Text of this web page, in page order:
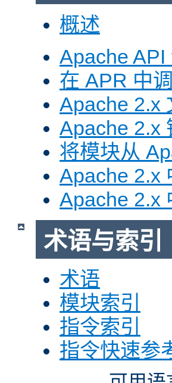
概述
Apache API
在 APR 中
Apache 2.x
Apache 2.x
将模块从
Apache 2.x
Apache 2.x
术语与索引
术语
模块索引
指令索引
指令快速参